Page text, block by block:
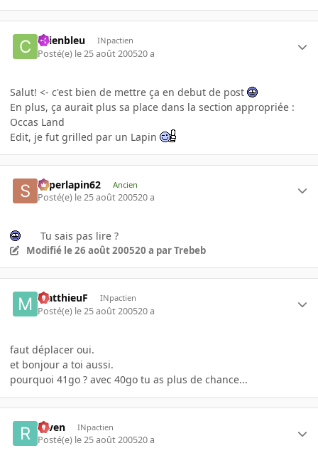
chienbleu INpactien
Posté(e) le 25 août 200520 a
Salut! <- c'est bien de mettre ça en debut de post
En plus, ça aurait plus sa place dans la section appropriée :
Occas Land
Edit, je fut grilled par un Lapin
superlapin62 Ancien
Posté(e) le 25 août 200520 a
Tu sais pas lire ?
Modifié le 26 août 200520 a par Trebeb
MatthieuF INpactien
Posté(e) le 25 août 200520 a
faut déplacer oui.
et bonjour a toi aussi.
pourquoi 41go ? avec 40go tu as plus de chance...
raven INpactien
Posté(e) le 25 août 200520 a